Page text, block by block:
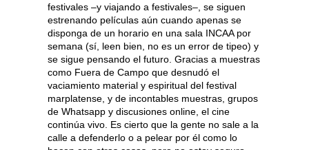
festivales –y viajando a festivales–, se siguen
estrenando películas aún cuando apenas se
disponga de un horario en una sala INCAA por
semana (sí, leen bien, no es un error de tipeo) y
se sigue pensando el futuro. Gracias a muestras
como Fuera de Campo que desnudó el
vaciamiento material y espiritual del festival
marplatense, y de incontables muestras, grupos
de Whatsapp y discusiones online, el cine
continúa vivo. Es cierto que la gente no sale a la
calle a defenderlo o a pelear por él como lo